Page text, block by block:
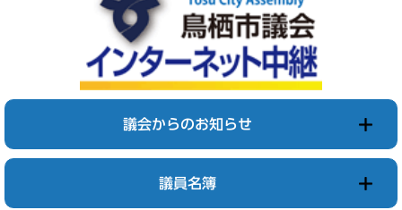
議会からのお知らせ
議員名簿